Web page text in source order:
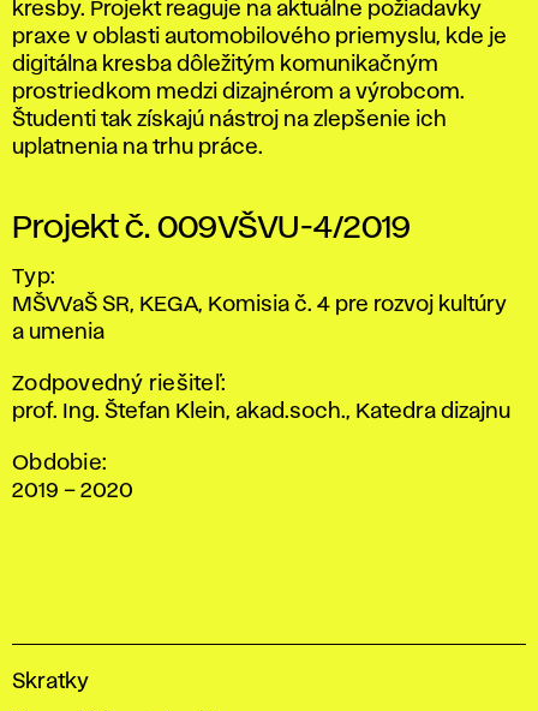
kresby. Projekt reaguje na aktuálne požiadavky
praxe v oblasti automobilového priemyslu, kde je
digitálna kresba dôležitým komunikačným
prostriedkom medzi dizajnérom a výrobcom.
Študenti tak získajú nástroj na zlepšenie ich
uplatnenia na trhu práce.
Projekt č. 009VŠVU-4/2019
Typ:
MŠVVaŠ SR, KEGA, Komisia č. 4 pre rozvoj kultúry
a umenia
Zodpovedný riešiteľ:
prof. Ing. Štefan Klein, akad.soch., Katedra dizajnu
Obdobie:
2019 – 2020
V
Skratky